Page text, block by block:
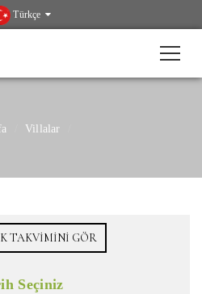
Türkçe
Villalar
TAKVIMINI GÖR
Seçiniz